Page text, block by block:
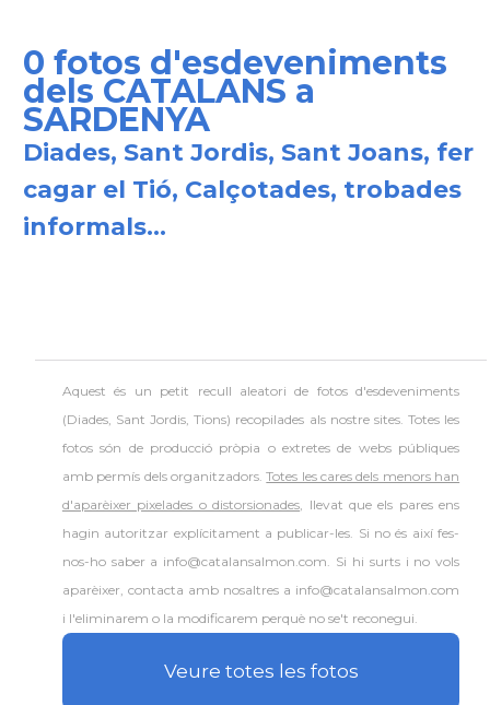
0 fotos d'esdeveniments
dels CATALANS a
SARDENYA
Diades, Sant Jordis, Sant Joans, fer
cagar el Tió, Calçotades, trobades
informals...
Aquest és un petit recull aleatori de fotos d'esdeveniments
(Diades, Sant Jordis, Tions) recopilades als nostre sites. Totes les
fotos són de producció pròpia o extretes de webs públiques
amb permís dels organitzadors.Totes les cares dels menors han
d'aparèixer pixelades o distorsionades, llevat que els pares ens
hagin autoritzar explícitament a publicar-les. Si no és així fes-
nos-ho saber a info@catalansalmon.com. Si hi surts i no vols
aparèixer, contacta amb nosaltres a info@catalansalmon.com
i l'eliminarem o la modificarem perquè no se't reconegui.
Veure totes les fotos